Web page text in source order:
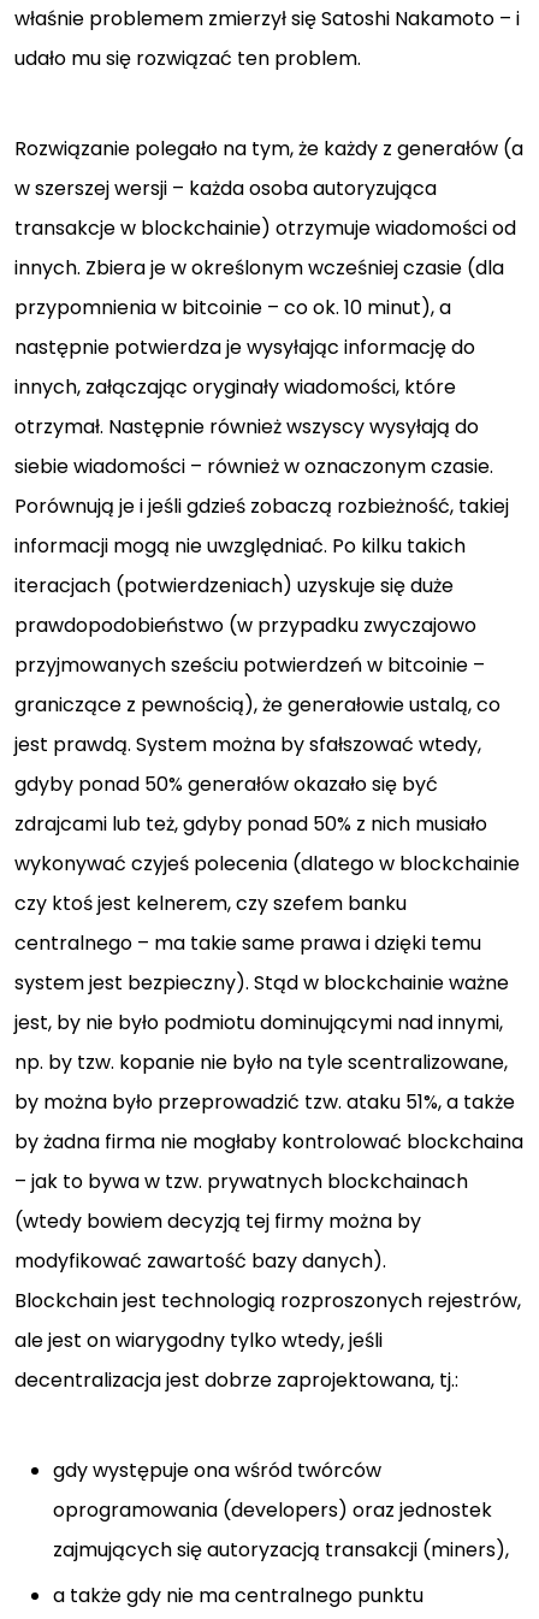
właśnie problemem zmierzył się Satoshi Nakamoto – i
udało mu się rozwiązać ten problem.
Rozwiązanie polegało na tym, że każdy z generałów (a
w szerszej wersji – każda osoba autoryzująca
transakcje w blockchainie) otrzymuje wiadomości od
innych. Zbiera je w określonym wcześniej czasie (dla
przypomnienia w bitcoinie – co ok. 10 minut), a
następnie potwierdza je wysyłając informację do
innych, załączając oryginały wiadomości, które
otrzymał. Następnie również wszyscy wysyłają do
siebie wiadomości – również w oznaczonym czasie.
Porównują je i jeśli gdzieś zobaczą rozbieżność, takiej
informacji mogą nie uwzględniać. Po kilku takich
iteracjach (potwierdzeniach) uzyskuje się duże
prawdopodobieństwo (w przypadku zwyczajowo
przyjmowanych sześciu potwierdzeń w bitcoinie –
graniczące z pewnością), że generałowie ustalą, co
jest prawdą. System można by sfałszować wtedy,
gdyby ponad 50% generałów okazało się być
zdrajcami lub też, gdyby ponad 50% z nich musiało
wykonywać czyjeś polecenia (dlatego w blockchainie
czy ktoś jest kelnerem, czy szefem banku
centralnego – ma takie same prawa i dzięki temu
system jest bezpieczny). Stąd w blockchainie ważne
jest, by nie było podmiotu dominującymi nad innymi,
np. by tzw. kopanie nie było na tyle scentralizowane,
by można było przeprowadzić tzw. ataku 51%, a także
by żadna firma nie mogłaby kontrolować blockchaina
– jak to bywa w tzw. prywatnych blockchainach
(wtedy bowiem decyzją tej firmy można by
modyfikować zawartość bazy danych).
Blockchain jest technologią rozproszonych rejestrów,
ale jest on wiarygodny tylko wtedy, jeśli
decentralizacja jest dobrze zaprojektowana, tj.:
gdy występuje ona wśród twórców
oprogramowania (developers) oraz jednostek
zajmujących się autoryzacją transakcji (miners),
a także gdy nie ma centralnego punktu